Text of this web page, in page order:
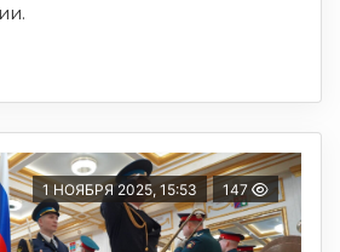
1 НОЯБРЯ 2025, 15:53 147